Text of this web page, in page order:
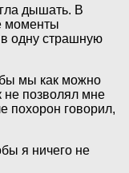
дышать. В
моменты
одну страшную
мы как можно
не позволял мне
похорон говорил,
я ничего не